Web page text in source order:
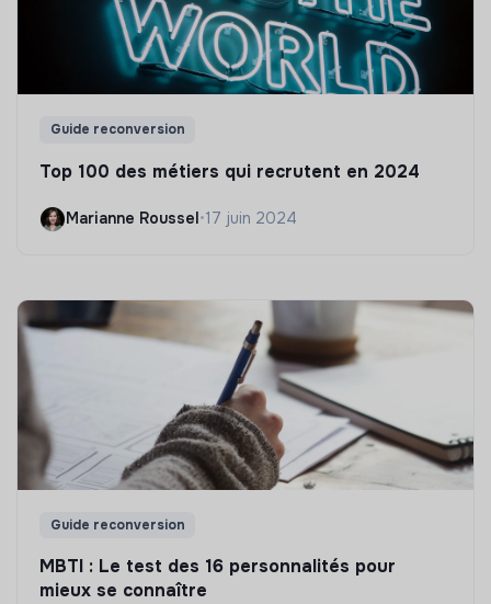
Guide reconversion
Top 100 des métiers qui recrutent en 2024
Marianne Roussel•17 juin 2024
Guide reconversion
MBTI : Le test des 16 personnalités pour
mieux se connaître